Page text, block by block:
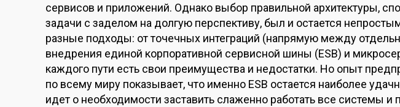
сервисов и приложений. Однако выбор правильной архитектуры,
задачи с заделом на долгую перспективу, был и остается
разные подходы: от точечных интеграций (напрямую между
внедрения единой корпоративной сервисной шины (ESB) и
каждого пути есть свои преимущества и недостатки. Но опыт
по всему миру показывает, что именно ESB остается наиболее
идет о необходимости заставить слаженно работать все системы и